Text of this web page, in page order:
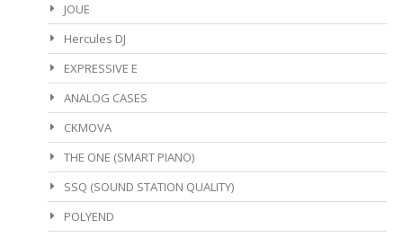
JOUE
Hercules DJ
EXPRESSIVE E
ANALOG CASES
CKMOVA
THE ONE (SMART PIANO)
SSQ (SOUND STATION QUALITY)
POLYEND